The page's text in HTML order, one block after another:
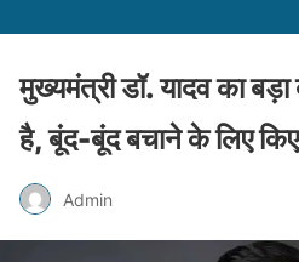
मुख्यमंत्री डॉ. यादव का
है, बूंद-बूंद बचाने के लिए
Admin